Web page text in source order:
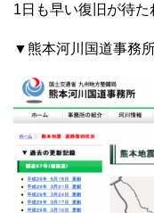
1日も早い復旧が待た
▼熊本河川国道事務